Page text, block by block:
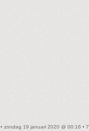
• zondag 19 januari 2020 @ 00:16 • 7